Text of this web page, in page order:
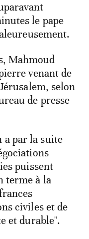
le pape
Mahmoud
venant de
selon
de presse
a par la suite
puissent
terme à la
civiles et de
et durable".